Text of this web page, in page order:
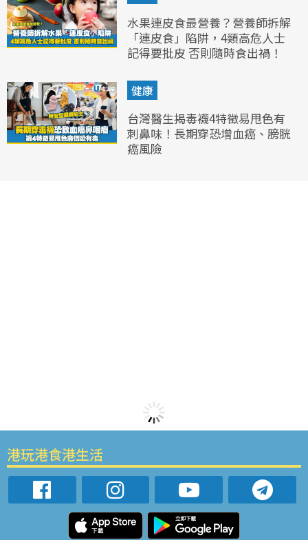
水果連皮食最營養？營養師拆解
「連皮食」陷阱，4類高危人士
記得要批皮 否則隨時食出禍！
健康
台灣醫生揭毒襪4特徵易甩色有
刺鼻味！長期穿恐增血癌、膀胱
癌風險
港玩港食港生活